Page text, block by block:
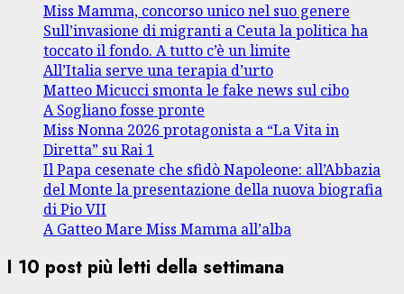
Miss Mamma, concorso unico nel suo genere
Sull’invasione di migranti a Ceuta la politica ha
toccato il fondo. A tutto c’è un limite
All’Italia serve una terapia d’urto
Matteo Micucci smonta le fake news sul cibo
A Sogliano fosse pronte
Miss Nonna 2026 protagonista a “La Vita in
Diretta” su Rai 1
Il Papa cesenate che sfidò Napoleone: all’Abbazia
del Monte la presentazione della nuova biografia
di Pio VII
A Gatteo Mare Miss Mamma all’alba
I 10 post più letti della settimana